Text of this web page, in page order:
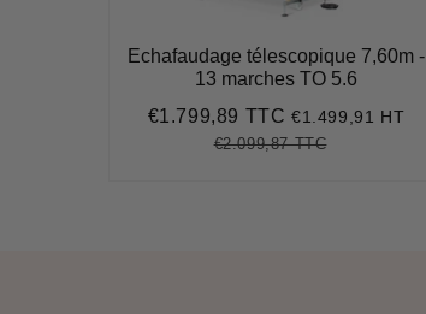
Echafaudage télescopique 7,60m -
13 marches TO 5.6
Prix
€1.799,89 TTC€1.799,89
€1.499,91 HT
Prix
€2.099,87 TTC€2.099,87